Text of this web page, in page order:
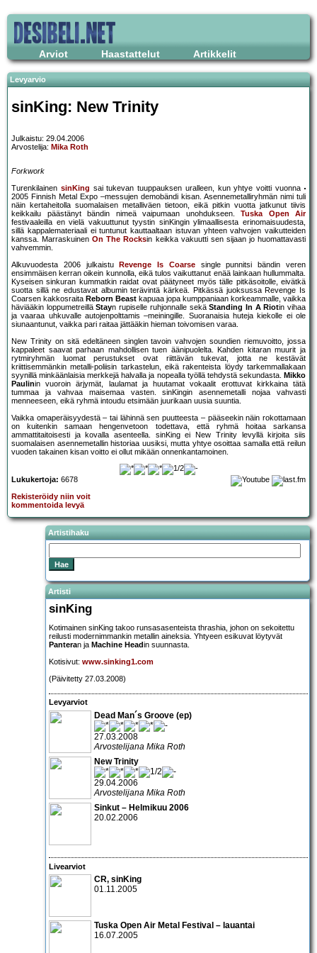
Arviot Haastattelut Artikkelit
Levyarvio
sinKing: New Trinity
Julkaistu: 29.04.2006
Arvostelija: Mika Roth
Forkwork
Turenkilainen sinKing sai tukevan tuuppauksen uralleen, kun yhtye voitti vuonna
2005 Finnish Metal Expo –messujen demobändi kisan. Asennemetalliryhmän nimi tuli
näin kertaheitolla suomalaisen metalliväen tietoon, eikä pitkin vuotta jatkunut tiivis
keikkailu päästänyt bändin nimeä vaipumaan unohdukseen. Tuska Open Air
festivaaleilla en vielä vakuuttunut tyystin sinKingin ylimaallisesta erinomaisuudesta,
sillä kappalemateriaali ei tuntunut kauttaaltaan istuvan yhteen vahvojen vaikutteiden
kanssa. MarraskuinenOn The Rocksin keikka vakuutti sen sijaan jo huomattavasti
vahvemmin.
Alkuvuodesta 2006 julkaistu
Revenge Is Coarsesingle punnitsi bändin veren
ensimmäisen kerran oikein kunnolla, eikä tulos vaikuttanut enää lainkaan hullummalta.
Kyseisen sinkuran kummatkin raidat ovat päätyneet myös tälle pitkäsoitolle, eivätkä
suotta sillä ne edustavat albumin terävintä kärkeä. Pitkässä juoksussa Revenge Is
Coarsen kakkosraita Reborn Beast kapuaa jopa kumppaniaan korkeammalle, vaikka
häviääkin loppumetreilläStayn rupiselle ruhjonnalle sekäStanding In A Riotin vihaa
ja vaaraa uhkuvalle autojenpolttamis –meiningille. Suoranaisia huteja kiekolle ei ole
siunaantunut, vaikka pari raitaa jättääkin hieman toivomisen varaa.
New Trinity on sitä edeltäneen singlen tavoin vahvojen soundien riemuvoitto, jossa
kappaleet saavat parhaan mahdollisen tuen äänipuolelta. Kahden kitaran muurit ja
rytmiryhmän luomat perustukset ovat riittävän tukevat, jotta ne kestävät
kriittisemmänkin metalli-poliisin tarkastelun, eikä rakenteista löydy tarkemmallakaan
syynillä minkäänlaisia merkkejä halvalla ja nopealla työllä tehdystä sekundasta. Mikko
Paulinin vuoroin ärjymät, laulamat ja huutamat vokaalit erottuvat kirkkaina tätä
tummaa ja vahvaa maisemaa vasten. sinKingin asennemetalli nojaa vahvasti
menneeseen, eikä ryhmä intoudu etsimään juurikaan uusia suuntia.
Vaikka omaperäisyydestä – tai lähinnä sen puutteesta – pääseekin näin rokottamaan
on kuitenkin samaan hengenvetoon todettava, että ryhmä hoitaa sarkansa
ammattitaitoisesti ja kovalla asenteella. sinKing ei New Trinity levyllä kirjoita siis
suomalaisen asennemetallin historiaa uusiksi, mutta yhtye osoittaa samalla että reilun
vuoden takainen kisan voitto ei ollut mikään onnenkantamoinen.
Lukukertoja: 6678
Rekisteröidy niin voit
kommentoida levyä
Artistihaku
Artisti
sinKing
Kotimainen sinKing takoo runsasasenteista thrashia, johon on sekoitettu
reilusti modernimmankin metallin aineksia. Yhtyeen esikuvat löytyvät
Panteran ja Machine Headin suunnasta.
Kotisivut: www.sinking1.com
(Päivitetty 27.03.2008)
Levyarviot
Dead Man´s Groove (ep)
27.03.2008
Arvostelijana Mika Roth
New Trinity
29.04.2006
Arvostelijana Mika Roth
Sinkut – Helmikuu 2006
20.02.2006
Livearviot
CR, sinKing
01.11.2005
Tuska Open Air Metal Festival – lauantai
16.07.2005